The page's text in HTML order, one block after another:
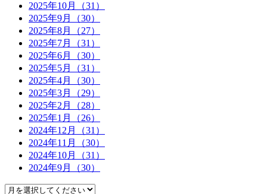
2025年10月（31）
2025年9月（30）
2025年8月（27）
2025年7月（31）
2025年6月（30）
2025年5月（31）
2025年4月（30）
2025年3月（29）
2025年2月（28）
2025年1月（26）
2024年12月（31）
2024年11月（30）
2024年10月（31）
2024年9月（30）